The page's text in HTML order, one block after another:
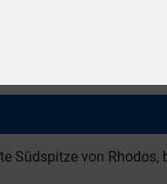
Kiotari, dem
Südspitze von Rhodos,